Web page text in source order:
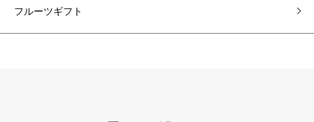
フルーツギフト